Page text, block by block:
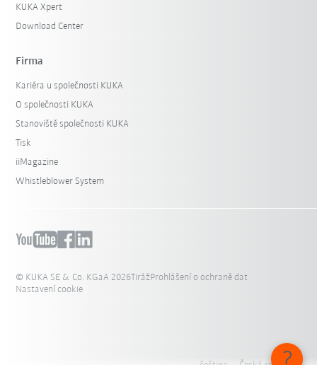
KUKA Xpert
Download Center
Firma
Kariéra u společnosti KUKA
O společnosti KUKA
Stanoviště společnosti KUKA
Tisk
iiMagazine
Whistleblower System
© KUKA SE & Co. KGaA 2026TirážProhlášení o ochraně dat
Nastavení cookie